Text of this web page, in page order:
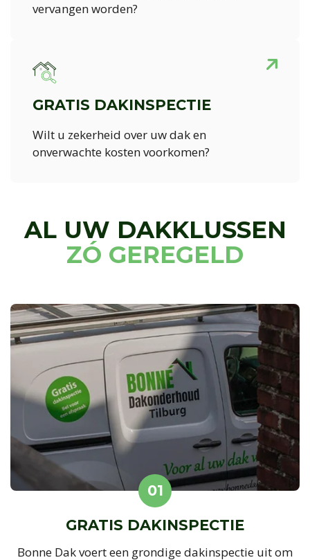
vervangen worden?
GRATIS DAKINSPECTIE
Wilt u zekerheid over uw dak en
onverwachte kosten voorkomen?
AL UW DAKKLUSSEN
ZÓ GEREGELD
01
GRATIS DAKINSPECTIE
Bonne Dak voert een grondige dakinspectie uit om